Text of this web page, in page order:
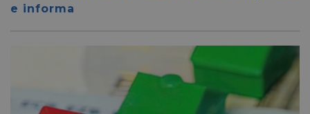
e informa
Marketing Non classificati